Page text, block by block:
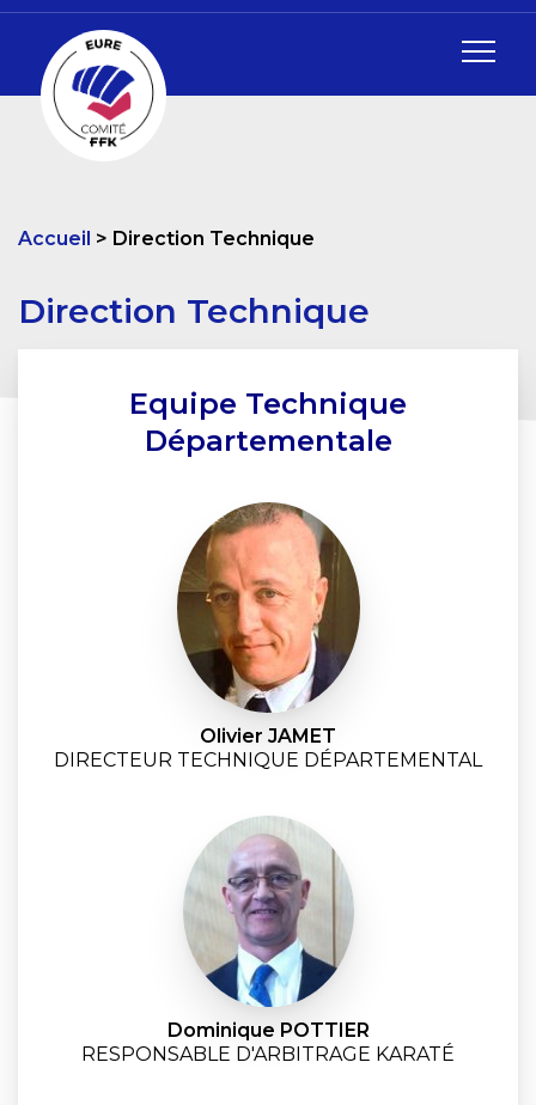
Accueil Direction Technique
Direction Technique
Equipe Technique
Départementale
Olivier JAMET
DIRECTEUR TECHNIQUE DÉPARTEMENTAL
Dominique POTTIER
RESPONSABLE D'ARBITRAGE KARATÉ